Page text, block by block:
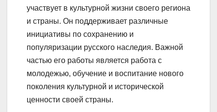
участвует в культурной жизни своего региона
и страны. Он поддерживает различные
инициативы по сохранению и
популяризации русского наследия. Важной
частью его работы является работа с
молодежью, обучение и воспитание нового
поколения культурной и исторической
ценности своей страны.